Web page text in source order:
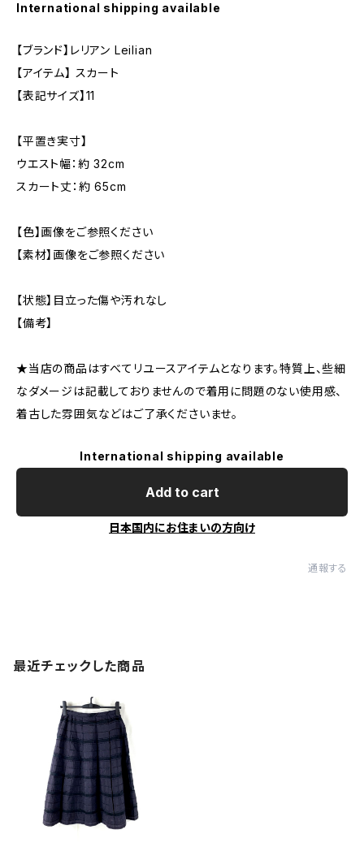
International shipping available
【ブランド】レリアン Leilian
【アイテム】 スカート
【表記サイズ】11
【平置き実寸】
ウエスト幅：約 32cm
スカート丈：約 65cm
【色】画像をご参照ください
【素材】画像をご参照ください
【状態】目立った傷や汚れなし
【備考】
★当店の商品はすべてリユースアイテムとなります。特質上、些細
なダメージは記載しておりませんので着用に問題のない使用感、
着古した雰囲気などはご了承くださいませ。
International shipping available
Add to cart
日本国内にお住まいの方向け
通報する
最近チェックした商品